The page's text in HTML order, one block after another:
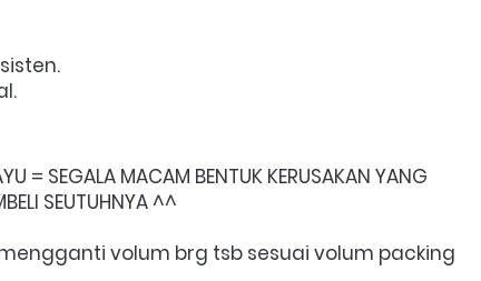
MACAM BENTUK KERUSAKAN YANG
SEUTUHNYA ^^
volum brg tsb sesuai volum packing